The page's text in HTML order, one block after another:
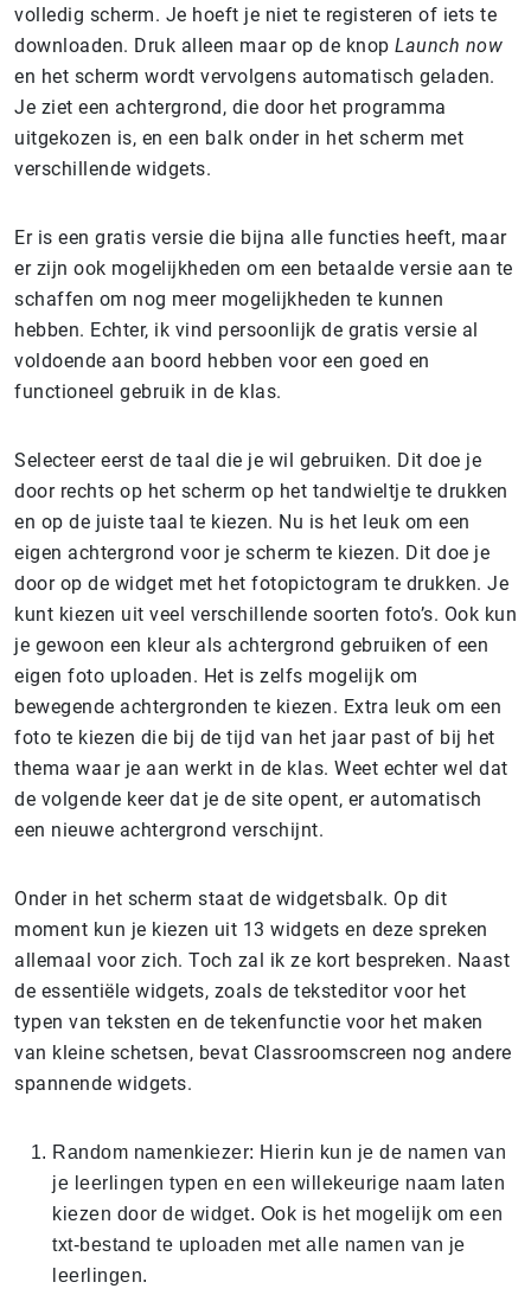
volledig scherm. Je hoeft je niet te registeren of iets te
downloaden. Druk alleen maar op de knop Launch now
en het scherm wordt vervolgens automatisch geladen.
Je ziet een achtergrond, die door het programma
uitgekozen is, en een balk onder in het scherm met
verschillende widgets.
Er is een gratis versie die bijna alle functies heeft, maar
er zijn ook mogelijkheden om een betaalde versie aan te
schaffen om nog meer mogelijkheden te kunnen
hebben. Echter, ik vind persoonlijk de gratis versie al
voldoende aan boord hebben voor een goed en
functioneel gebruik in de klas.
Selecteer eerst de taal die je wil gebruiken. Dit doe je
door rechts op het scherm op het tandwieltje te drukken
en op de juiste taal te kiezen. Nu is het leuk om een
eigen achtergrond voor je scherm te kiezen. Dit doe je
door op de widget met het fotopictogram te drukken. Je
kunt kiezen uit veel verschillende soorten foto’s. Ook kun
je gewoon een kleur als achtergrond gebruiken of een
eigen foto uploaden. Het is zelfs mogelijk om
bewegende achtergronden te kiezen. Extra leuk om een
foto te kiezen die bij de tijd van het jaar past of bij het
thema waar je aan werkt in de klas. Weet echter wel dat
de volgende keer dat je de site opent, er automatisch
een nieuwe achtergrond verschijnt.
Onder in het scherm staat de widgetsbalk. Op dit
moment kun je kiezen uit 13 widgets en deze spreken
allemaal voor zich. Toch zal ik ze kort bespreken. Naast
de essentiële widgets, zoals de teksteditor voor het
typen van teksten en de tekenfunctie voor het maken
van kleine schetsen, bevat Classroomscreen nog andere
spannende widgets.
Random namenkiezer: Hierin kun je de namen van
je leerlingen typen en een willekeurige naam laten
kiezen door de widget. Ook is het mogelijk om een
txt-bestand te uploaden met alle namen van je
leerlingen.